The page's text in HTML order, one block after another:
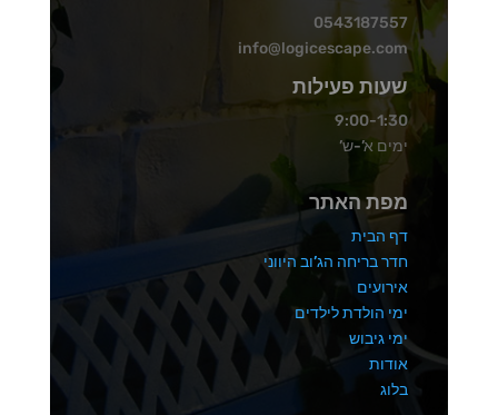
0543187557
info@logicescape.com
שעות פעילות
9:00-1:30
ימים א’-ש’
מפת האתר
דף הבית
חדר בריחה הג’וב היווני
אירועים
ימי הולדת לילדים
ימי גיבוש
אודות
בלוג